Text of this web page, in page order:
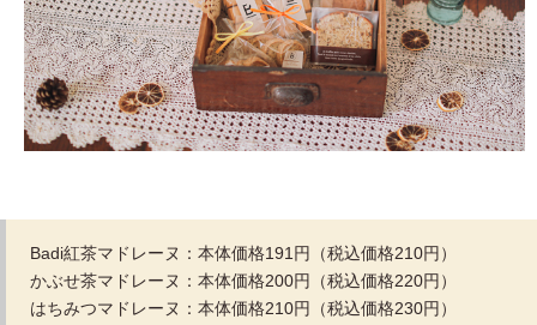
Badi紅茶マドレーヌ：本体価格191円（税込価格210円）
かぶせ茶マドレーヌ：本体価格200円（税込価格220円）
はちみつマドレーヌ：本体価格210円（税込価格230円）